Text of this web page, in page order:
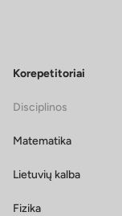
Korepetitoriai
Disciplinos
Matematika
Lietuvių kalba
Fizika